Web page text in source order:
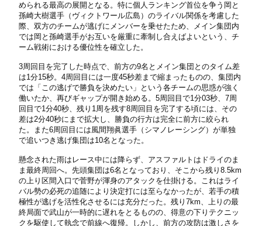
められる最高の展開となる。特に個人ランキング首位を争う岡と
孫崎大樹選手（ヴィクトワール広島）のライバル関係を考慮した
際、双方のチームが逃げにメンバーを乗せたため、メイン集団内
では岡と孫崎選手がお互いを厳重に牽制し合えばよいという、チ
ーム戦術における優位性を確立した。
3周回目を完了した時点で、前方の9名とメイン集団とのタイム差
は1分15秒。4周回目には一度45秒差まで縮まったものの、集団内
では「この逃げで勝負を決めたい」という各チームの思惑が強く
働いたか、再びギャップが開き始める。5周回目で1分03秒、7周
回目で1分40秒、残り1周を残す8周回目を完了する頃には、その
差は2分40秒にまで拡大し、勝負の行方は完全に前方に絞られ
た。また6周回目には風間翔眞選手（シマノレーシング）が単独
で追いつき逃げ集団は10名となった。
懸念された雨はレース中には降らず、アスファルトはドライのま
ま最終周回へ。先頭集団は6名となっており、そこから残り8.5km
の上り区間入口で菅野が渾身のアタックを仕掛ける。これはライ
バル勢の必死の追随により決定打には至らなかったが、若手の積
極性が逃げを活性化させるには充分だった。残り7km、上りの最
終局面で武山が一時的に遅れをとるものの、得意の下りテクニッ
クを駆使して執念で前線へ復帰。しかし、前方の攻防は激しさを